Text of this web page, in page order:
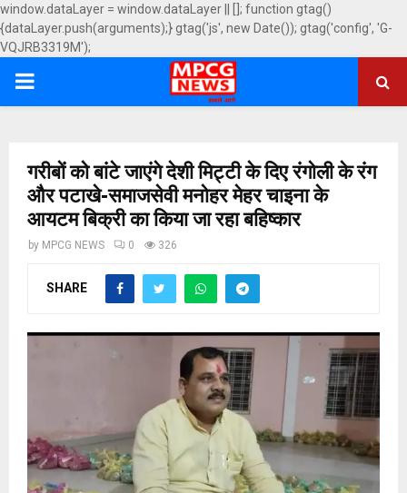
window.dataLayer = window.dataLayer || []; function gtag()
{dataLayer.push(arguments);} gtag('js', new Date()); gtag('config', 'G-
VQJRB3319M');
PRIMARY
गरीबों को बांटे जाएंगे देशी मिट्टी के दिए रंगोली के रंग
और पटाखे-समाजसेवी मनोहर मेहर चाइना के
आयटम बिक्री का किया जा रहा बहिष्कार
by MPCG NEWS 0 326
SHARE